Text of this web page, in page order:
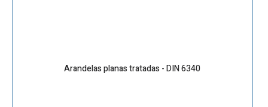
Arandelas planas tratadas - DIN 6340